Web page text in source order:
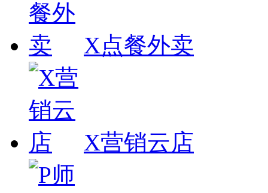
X点餐外卖
X营销云店